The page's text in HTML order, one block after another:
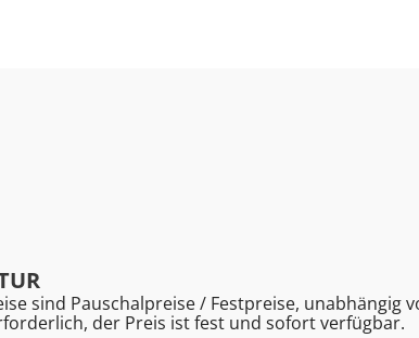
sind Pauschalpreise / Festpreise, unabhängig
der Preis ist fest und sofort verfügbar.